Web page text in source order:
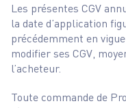
Les présentes CGV
la date d’application
précédemment en
modifier ses CGV,
l’acheteur.
Toute commande de